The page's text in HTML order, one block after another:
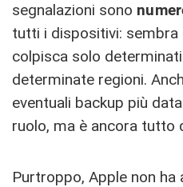
segnalazioni sono
tutti i dispositivi: sembra
colpisca solo
determinate regioni.
eventuali backup più
ruolo, ma è ancora tutto
Purtroppo, Apple non